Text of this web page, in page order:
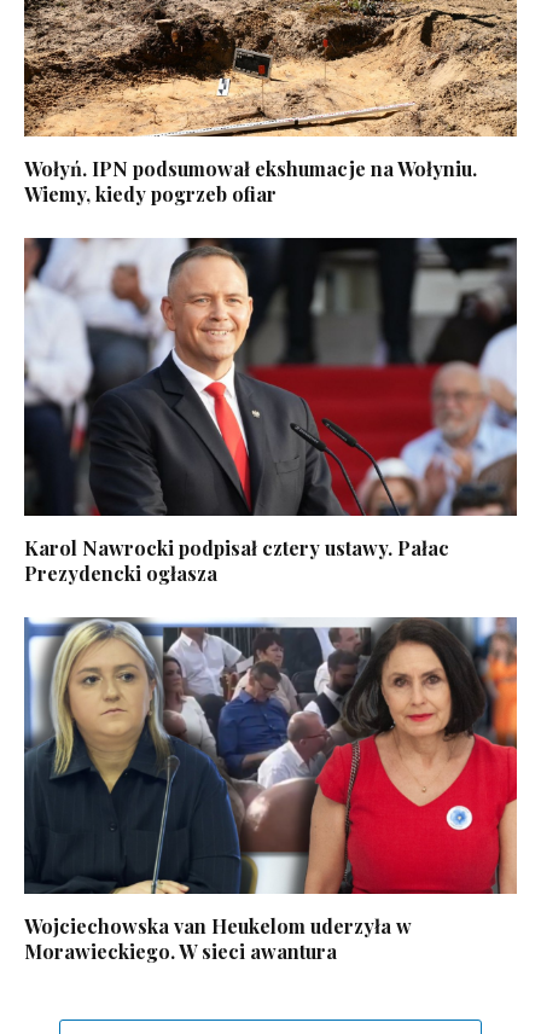
Wołyń. IPN podsumował ekshumacje na Wołyniu.
Wiemy, kiedy pogrzeb ofiar
Karol Nawrocki podpisał cztery ustawy. Pałac
Prezydencki ogłasza
Wojciechowska van Heukelom uderzyła w
Morawieckiego. W sieci awantura